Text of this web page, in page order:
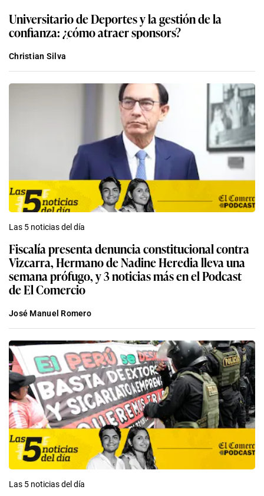
Universitario de Deportes y la gestión de la
confianza: ¿cómo atraer sponsors?
Christian Silva
Las 5 noticias del día
Fiscalía presenta denuncia constitucional contra
Vizcarra, Hermano de Nadine Heredia lleva una
semana prófugo, y 3 noticias más en el Podcast
de El Comercio
José Manuel Romero
Las 5 noticias del día